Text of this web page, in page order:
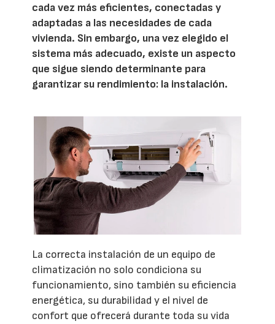
cada vez más eficientes, conectadas y
adaptadas a las necesidades de cada
vivienda. Sin embargo, una vez elegido el
sistema más adecuado, existe un aspecto
que sigue siendo determinante para
garantizar su rendimiento: la instalación.
La correcta instalación de un equipo de
climatización no solo condiciona su
funcionamiento, sino también su eficiencia
energética, su durabilidad y el nivel de
confort que ofrecerá durante toda su vida